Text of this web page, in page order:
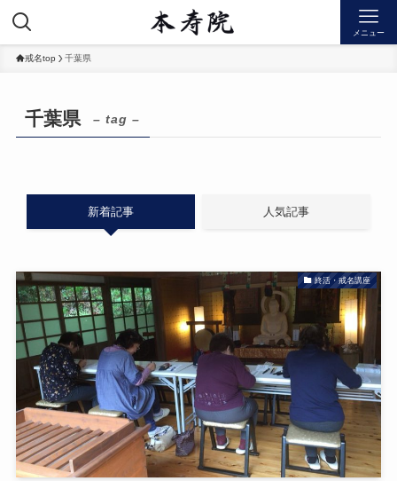
メニュー
戒名top 千葉県
千葉県 – tag –
新着記事 人気記事
終活・戒名講座